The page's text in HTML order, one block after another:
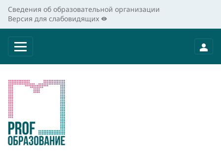
Сведения об образовательной организации
Версия для слабовидящих